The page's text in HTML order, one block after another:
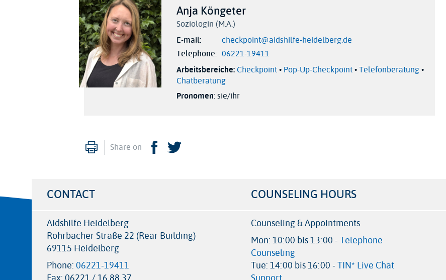
Anja Köngeter
Soziologin (M.A.)
E-mail checkpoint@aidshilfe-heidelberg.de
Telephone 06221-19411
Arbeitsbereiche: Checkpoint• Pop-Up-Checkpoint•Telefonberatung•
Chatberatung
Pronomen: sie/ihr
Print
Share on Facebook
CONTACT
Aidshilfe Heidelberg
Rohrbacher Straße 22 (Rear Building)
69115 Heidelberg
Phone:06221-19411
COUNSELING HOURS
Counseling & Appointments
Mon: 10:00 bis 13:00 -Telephone
Counseling
Tue: 14:00 bis 16:00 -TIN* Live Chat